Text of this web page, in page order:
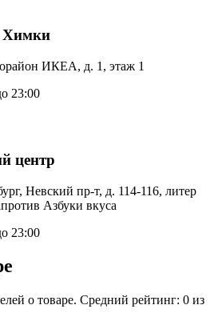
ИКЕА, д. 1, этаж 1
23:00
центр
Невский пр-т, д. 114-116, литер
Азбуки вкуса
23:00
о товаре. Средний рейтинг: 0 из